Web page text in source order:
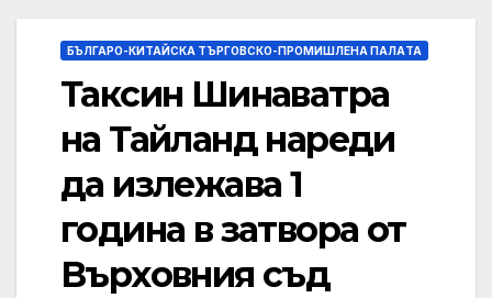
БЪЛГАРО-КИТАЙСКА ТЪРГОВСКО-ПРОМИШЛЕНА ПАЛAТА
Таксин Шинаватра
на Тайланд нареди
да излежава 1
година в затвора от
Върховния съд